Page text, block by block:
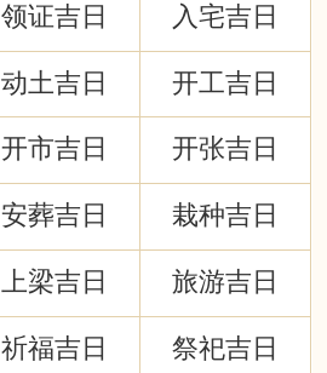
领证吉日 入宅吉日
动土吉日 开工吉日
开市吉日 开张吉日
安葬吉日 栽种吉日
上梁吉日 旅游吉日
祈福吉日 祭祀吉日